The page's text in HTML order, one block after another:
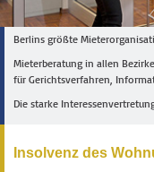
Berlins größte
Mieterberatung in allen
für Gerichtsverfahren,
Die starke
Insolvenz des